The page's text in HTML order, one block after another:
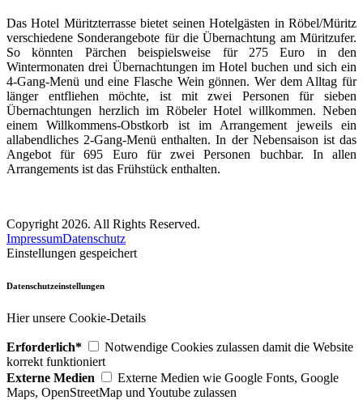
Das Hotel Müritzterrasse bietet seinen Hotelgästen in Röbel/Müritz
verschiedene Sonderangebote für die Übernachtung am Müritzufer.
So könnten Pärchen beispielsweise für 275 Euro in den
Wintermonaten drei Übernachtungen im Hotel buchen und sich ein
4-Gang-Menü und eine Flasche Wein gönnen. Wer dem Alltag für
länger entfliehen möchte, ist mit zwei Personen für sieben
Übernachtungen herzlich im Röbeler Hotel willkommen. Neben
einem Willkommens-Obstkorb ist im Arrangement jeweils ein
allabendliches 2-Gang-Menü enthalten. In der Nebensaison ist das
Angebot für 695 Euro für zwei Personen buchbar. In allen
Arrangements ist das Frühstück enthalten.
Copyright 2026. All Rights Reserved.
ImpressumDatenschutz
Einstellungen gespeichert
Datenschutzeinstellungen
Hier unsere Cookie-Details
Erforderlich*
Notwendige Cookies zulassen damit die Website
korrekt funktioniert
Externe Medien
Externe Medien wie Google Fonts, Google
Maps, OpenStreetMap und Youtube zulassen